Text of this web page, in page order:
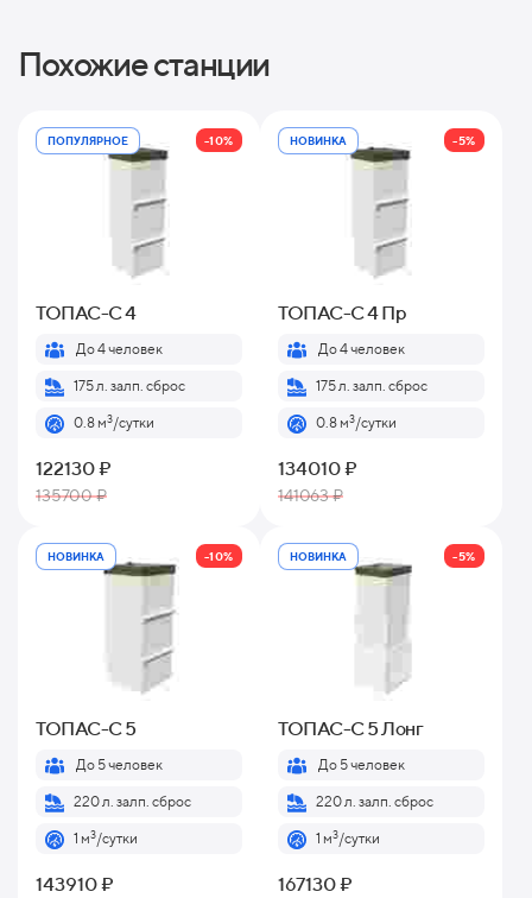
Похожие станции
ПОПУЛЯРНОЕ -10%
ТОПАС-С 4
До 4 человек
175 л. залп. сброс
0.8 м3/сутки
122130 ₽
135700 ₽
НОВИНКА -5%
ТОПАС-С 4 Пр
До 4 человек
175 л. залп. сброс
0.8 м3/сутки
134010 ₽
141063 ₽
НОВИНКА -10%
ТОПАС-С 5
До 5 человек
220 л. залп. сброс
1 м3/сутки
143910 ₽
НОВИНКА -5%
ТОПАС-С 5 Лонг
До 5 человек
220 л. залп. сброс
1 м3/сутки
167130 ₽